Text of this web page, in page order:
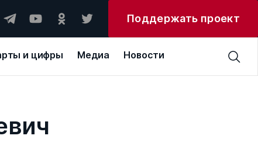
Поддержать проект
и цифры Медиа Новости